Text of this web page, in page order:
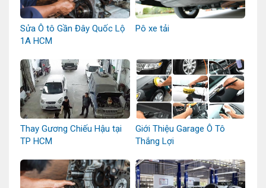
Sửa Ô tô Gần Đây Quốc Lộ
1A HCM
Pô xe tải
Thay Gương Chiếu Hậu tại
TP HCM
Giới Thiệu Garage Ô Tô
Thắng Lợi